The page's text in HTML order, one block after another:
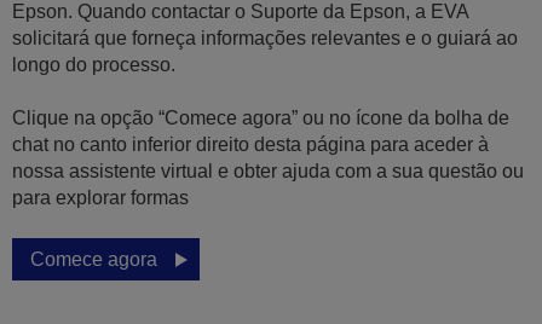
Epson. Quando contactar o Suporte da Epson, a EVA
solicitará que forneça informações relevantes e o guiará ao
longo do processo.
Clique na opção “Comece agora” ou no ícone da bolha de
chat no canto inferior direito desta página para aceder à
nossa assistente virtual e obter ajuda com a sua questão ou
para explorar formas
Comece agora